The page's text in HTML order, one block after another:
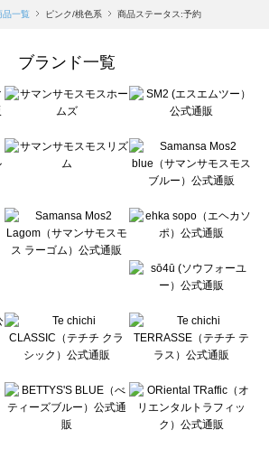
サモスモス ブルー）の一覧
クラシック）の一覧
）の一覧
ブルー）の一覧
の一覧
品一覧 ピンク/桃色系 商品ステータス:予約
ブランド一覧